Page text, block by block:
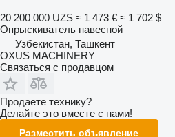
20 200 000 UZS ≈ 1 473 € ≈ 1 702 $
Опрыскиватель навесной
Узбекистан, Ташкент
OXUS MACHINERY
Связаться с продавцом
Продаете технику?
Делайте это вместе с нами!
Разместить объявление